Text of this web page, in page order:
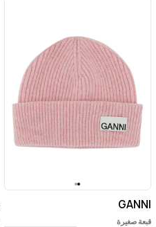
GANNI
قبعة صغيرة